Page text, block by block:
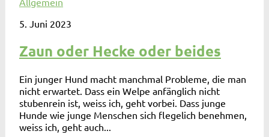
5. Juni 2023
Zaun oder Hecke oder beides
Ein junger Hund macht manchmal Probleme, die man
nicht erwartet. Dass ein Welpe anfänglich nicht
stubenrein ist, weiss ich, geht vorbei. Dass junge
Hunde wie junge Menschen sich flegelich benehmen,
weiss ich, geht auch...